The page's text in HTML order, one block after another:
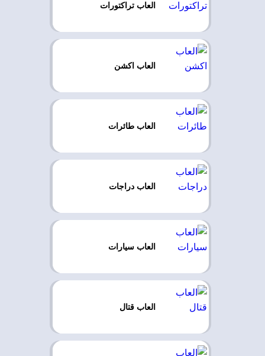
العاب تراكتورات
العاب اكشن
العاب طائرات
العاب دراجات
العاب سيارات
العاب قتال